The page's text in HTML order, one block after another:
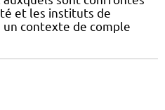
et les instituts de
contexte de comple